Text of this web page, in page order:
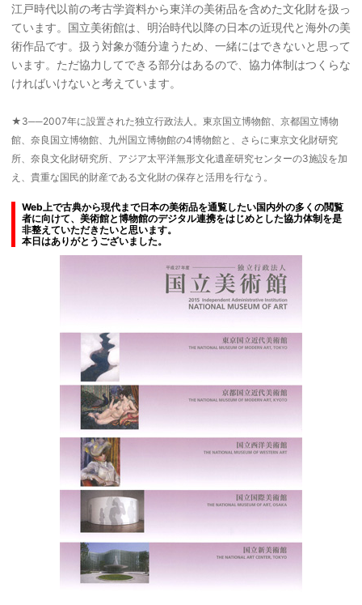
江戸時代以前の考古学資料から東洋の美術品を含めた文化財を扱っ
ています。国立美術館は、明治時代以降の日本の近現代と海外の美
術作品です。扱う対象が随分違うため、一緒にはできないと思って
います。ただ協力してできる部分はあるので、協力体制はつくらな
ければいけないと考えています。
★3──2007年に設置された独立行政法人。東京国立博物館、京都国立博物
館、奈良国立博物館、九州国立博物館の4博物館と、さらに東京文化財研究
所、奈良文化財研究所、アジア太平洋無形文化遺産研究センターの3施設を加
え、貴重な国民的財産である文化財の保存と活用を行なう。
Web上で古典から現代まで日本の美術品を通覧したい国内外の多くの閲覧
者に向けて、美術館と博物館のデジタル連携をはじめとした協力体制を是
非整えていただきたいと思います。
本日はありがとうございました。